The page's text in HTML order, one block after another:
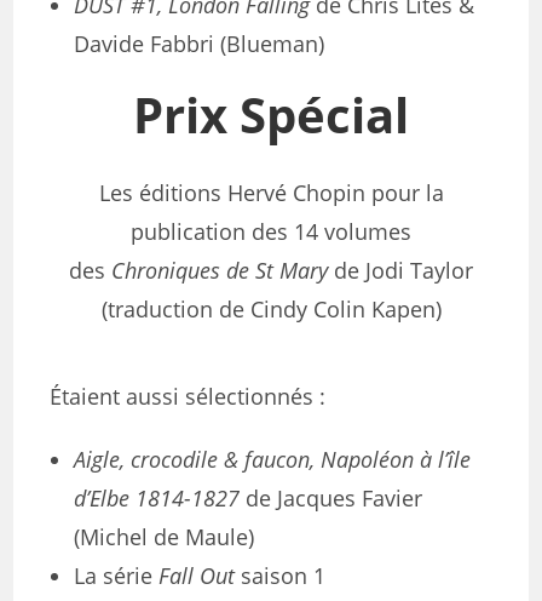
Davide Fabbri (Blueman)
Prix Spécial
Les éditions Hervé Chopin pour la
publication des 14 volumes
des Chroniques de St Mary de Jodi Taylor
(traduction de Cindy Colin Kapen)
Étaient aussi sélectionnés :
Aigle, crocodile & faucon, Napoléon à l’île
d’Elbe 1814-1827 de Jacques Favier
(Michel de Maule)
La sérieFall Outsaison 1